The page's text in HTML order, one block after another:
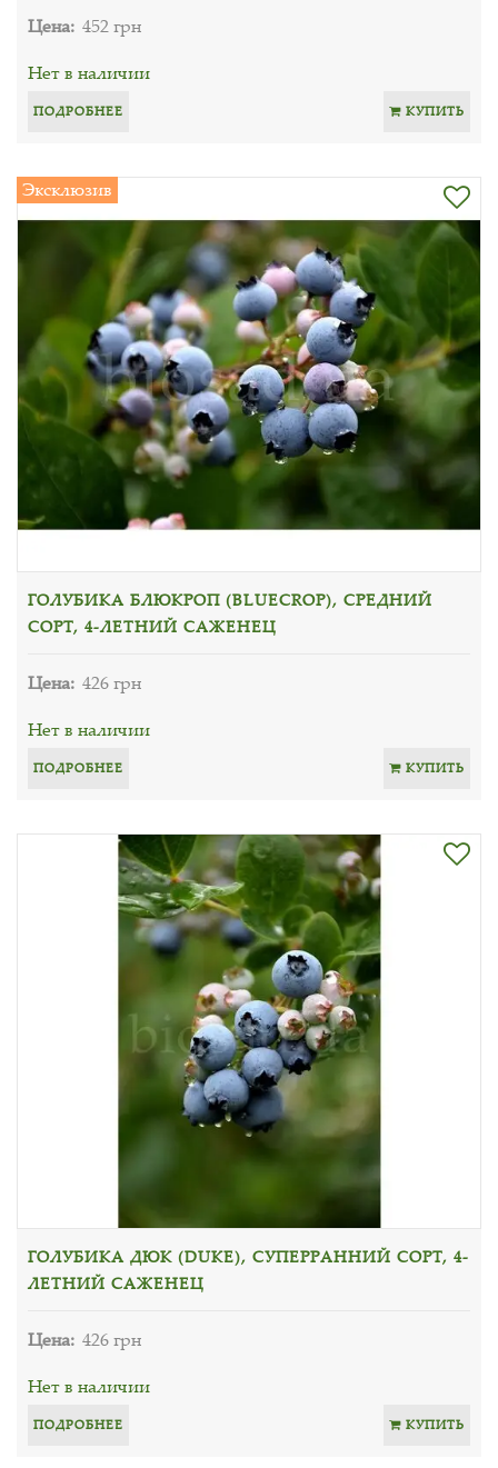
Цена: 452 грн
Нет в наличии
ПОДРОБНЕЕ КУПИТЬ
Эксклюзив
ГОЛУБИКА БЛЮКРОП (BLUECROP), СРЕДНИЙ
СОРТ, 4-ЛЕТНИЙ САЖЕНЕЦ
Цена: 426 грн
Нет в наличии
ПОДРОБНЕЕ КУПИТЬ
ГОЛУБИКА ДЮК (DUKE), СУПЕРРАННИЙ СОРТ, 4-
ЛЕТНИЙ САЖЕНЕЦ
Цена: 426 грн
Нет в наличии
ПОДРОБНЕЕ КУПИТЬ